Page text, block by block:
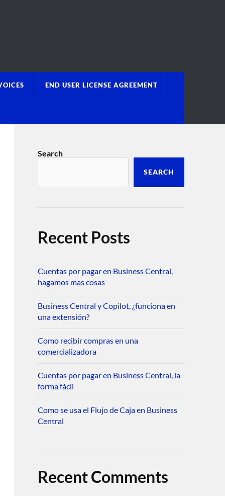
END USER LICENSE AGREEMENT
Search
SEARCH
Recent Posts
Cuentas por pagar en Business Central,
hagamos mas cosas
Business Central y Copilot, ¿funciona en
una extensión?
Como recibir compras en una
comercializadora
Cuentas por pagar en Business Central, la
forma fácil
Como se usa el Flujo de Caja en Business
Central
Recent Comments